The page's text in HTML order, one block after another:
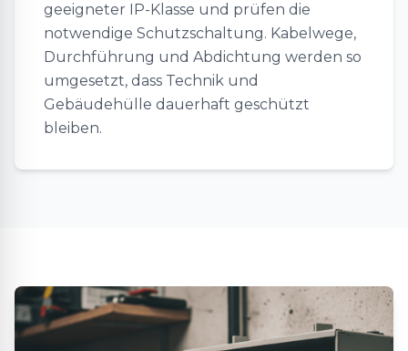
geeigneter IP-Klasse und prüfen die
notwendige Schutzschaltung. Kabelwege,
Durchführung und Abdichtung werden so
umgesetzt, dass Technik und
Gebäudehülle dauerhaft geschützt
bleiben.